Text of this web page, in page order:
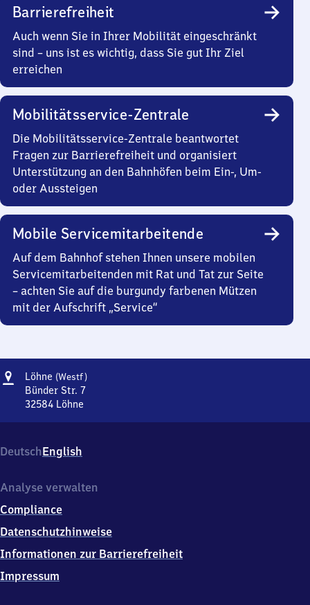
Barrierefreiheit
Auch wenn Sie in Ihrer Mobilität eingeschränkt
sind – uns ist es wichtig, dass Sie gut Ihr Ziel
erreichen
Mobilitätsservice-Zentrale
Die Mobilitätsservice-Zentrale beantwortet
Fragen zur Barrierefreiheit und organisiert
Unterstützung an den Bahnhöfen beim Ein-, Um-
oder Aussteigen
Mobile Servicemitarbeitende
Auf dem Bahnhof stehen Ihnen unsere mobilen
Servicemitarbeitenden mit Rat und Tat zur Seite
– achten Sie auf die burgundy farbenen Mützen
mit der Aufschrift „Service“
Adresse
Löhne (Westf)Löhne
Bünder Str. 7
32584 Löhne
Bünder
Str.
3
5
8
Löhne
DeutschEnglish
Analyse verwalten
Compliance
Datenschutzhinweise
Informationen zur Barrierefreiheit
Impressum